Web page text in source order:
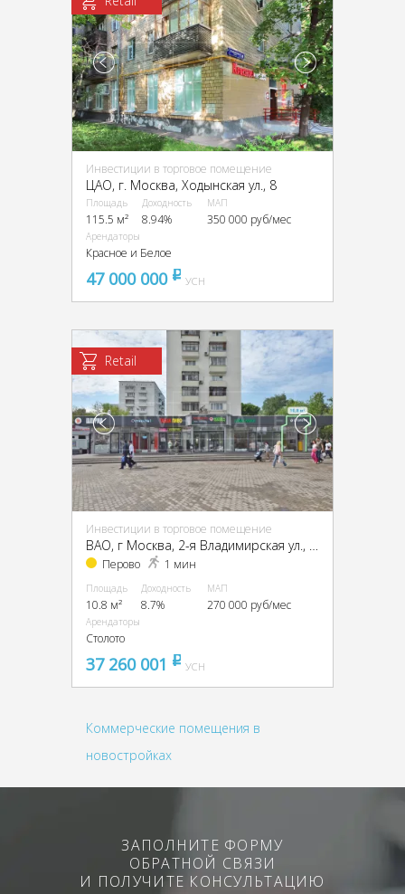
Инвестиции в торговое помещение
ЦАО, г. Москва, Ходынская ул., 8
Площадь
115.5 м²
Доходность
8.94%
МАП
350 000 руб/мес
Арендаторы
Красное и Белое
47 000 000 pуб
УСН
Retail
Инвестиции в торговое помещение
ВАО, г Москва, 2-я Владимирская ул., 38/18
Перово 1 мин
Площадь
10.8 м²
Доходность
8.7%
МАП
270 000 руб/мес
Арендаторы
Столото
37 260 001 pуб
УСН
Коммерческие помещения в
новостройках
ЗАПОЛНИТЕ ФОРМУ
ОБРАТНОЙ СВЯЗИ
И ПОЛУЧИТЕ КОНСУЛЬТАЦИЮ